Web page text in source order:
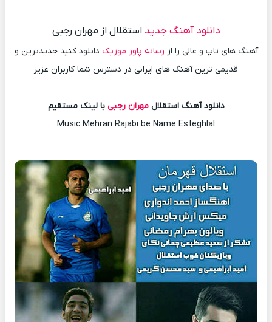
دانلود آهنگ جدید استقلال از مهران رجبی
آهنگ های تاپ و عالی را از رسانه پاور موزیک دانلود کنید جدیدترین و
قدیمی ترین آهنگ های ایرانی در دسترس شما کاربران عزیز
دانلود آهنگ استقلالمهران رجبی با لینک مستقیم
Music Mehran Rajabi be Name Esteghlal